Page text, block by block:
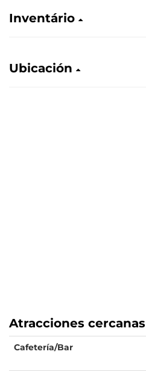
Inventário
Ubicación
Atracciones cercanas
Cafetería/Bar